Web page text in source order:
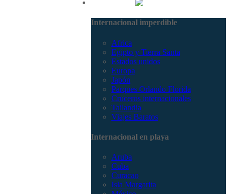
Internacional imperdible
Africa
Egipto y Tierra Santa
Estados unidos
Europa
Japón
Parques Orlando Florida
Cruceros internacionales
Tailandia
Viajes Baratos
Internacional en playa
Aruba
Cuba
Curacao
Isla Margarita